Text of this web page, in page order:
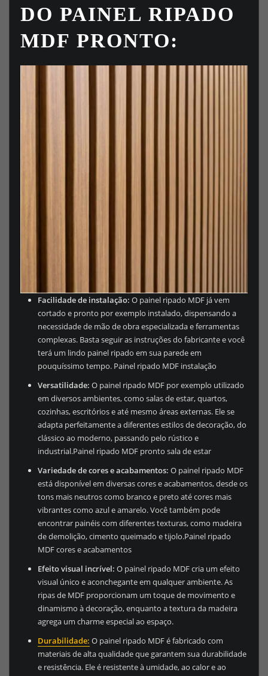
DO PAINEL RIPADO
MDF PRONTO:
Facilidade de instalação: O painel ripado MDF já vem
cortado e pronto por exemplo instalado, dispensando a
necessidade de mão de obra especializada e ferramentas
complexas. Basta seguir as instruções do fabricante e você
terá um lindo painel ripado em sua parede em
pouquíssimo tempo. Painel ripado MDF instalação
Versatilidade: O painel ripado MDF por exemplo utilizado
em diversos ambientes, como salas de estar, quartos,
cozinhas, escritórios e até mesmo áreas externas. Ele se
adapta perfeitamente a diferentes estilos de decoração, do
clássico ao moderno, passando pelo rústico e
industrial.Painel ripado MDF pronto sala de estar
Variedade de cores e acabamentos: O painel ripado MDF
está disponível em diversas cores e acabamentos, desde os
tons mais neutros como branco e preto até cores mais
vibrantes como azul e amarelo. Você também pode
encontrar painéis com diferentes texturas, como madeira
de demolição, cimento queimado e tijolo.Painel ripado
MDF cores e acabamentos
Efeito visual incrível: O painel ripado MDF cria um efeito
visual único e aconchegante em qualquer ambiente. As
ripas de MDF proporcionam um toque de movimento e
dinamismo à decoração, enquanto a textura da madeira
agrega um charme especial ao espaço.
Durabilidade: O painel ripado MDF é fabricado com
materiais de alta qualidade que garantem sua durabilidade
e resistência. Ele é resistente à umidade, ao calor e ao